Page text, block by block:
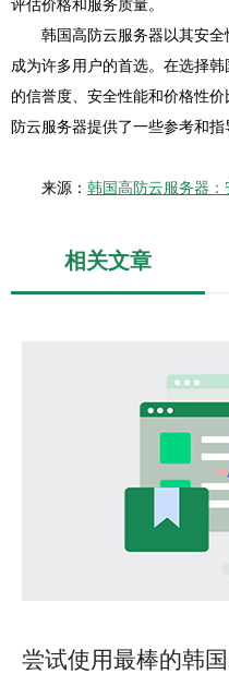
评估价格和服务质量。
韩国高防云服务器以其安
成为许多用户的首选。在选择
的信誉度、安全性能和价格性
防云服务器提供了一些参考和指
来源： 韩国高防云服务器
相关文章
尝试使用最棒的韩